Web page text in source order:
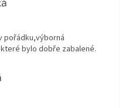
5 z 5 hvězdiček.
pořádku,výborná
bylo dobře zabalené.
5 z 5 hvězdiček.